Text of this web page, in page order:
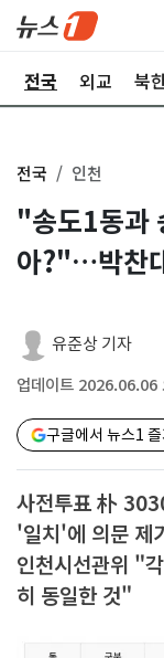
전국 외교 북
전국 인천
"송도1동과
아?"…박찬
유준상 기자
업데이트 2026.06.06
구글에서 뉴스1
사전투표 朴
'일치'에 의문 제
인천시선관위 "
히 동일한 것"